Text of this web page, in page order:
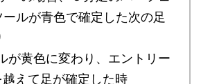
ルが青色で確定した次の足
黄色に変わり、エントリー
えて足が確定した時